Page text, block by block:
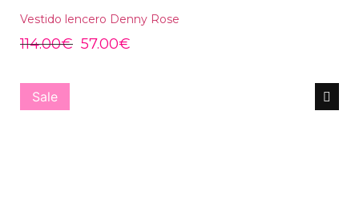
Vestido lencero Denny Rose
114.00€ 57.00€
Sale